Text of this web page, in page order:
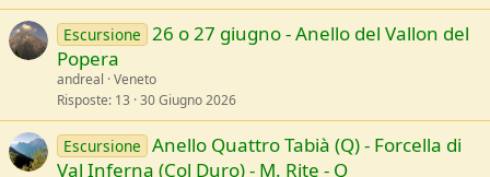
Escursione 26 o 27 giugno - Anello del Vallon del
Popera
andreal Veneto
Risposte 13 30 Giugno 2026
Escursione Anello Quattro Tabià (Q) - Forcella di
Val Inferna (Col Duro) - M. Rite - Q